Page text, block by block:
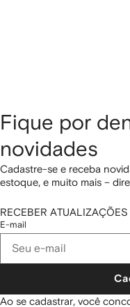
Fique por
novidades
Cadastre-se e receba
estoque, e muito mais –
RECEBER ATUALIZAÇÕES
E-mail
Ao se cadastrar, você